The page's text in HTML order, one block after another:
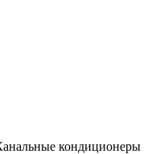
кондиционеры